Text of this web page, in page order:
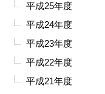
平成25年度
平成24年度
平成23年度
平成22年度
平成21年度